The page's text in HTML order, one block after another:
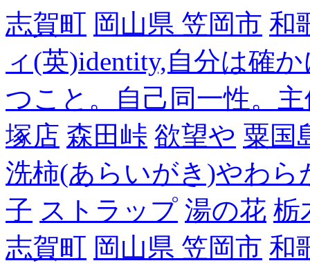
志賀町 岡山県 笠岡市 和
ィ(英)identity,自分は確
つこと。自己同一性。
塚店 森田峠 欲望や 粟国
洗柿(あらいがき)やわ
子 ストラップ 湯の花 栃
志賀町 岡山県 笠岡市 和